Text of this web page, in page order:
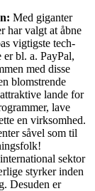
Med giganter
har valgt at åbne
vigtigste tech-
er bl. a. PayPal,
med disse
blomstrende
lande for
lave
en virksomhed.
såvel som til
sektor
styrker inden
Desuden er